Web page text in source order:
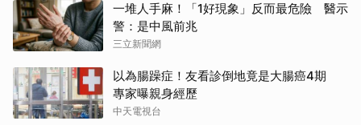
一堆人手麻！「1好現象」反而最危險 醫示
警：是中風前兆
三立新聞網
以為腸躁症！友看診倒地竟是大腸癌4期
專家曝親身經歷
中天電視台